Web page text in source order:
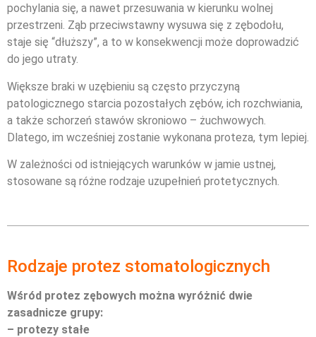
pochylania się, a nawet przesuwania w kierunku wolnej
przestrzeni. Ząb przeciwstawny wysuwa się z zębodołu,
staje się “dłuższy”, a to w konsekwencji może doprowadzić
do jego utraty.
Większe braki w uzębieniu są często przyczyną
patologicznego starcia pozostałych zębów, ich rozchwiania,
a także schorzeń stawów skroniowo – żuchwowych.
Dlatego, im wcześniej zostanie wykonana proteza, tym lepiej.
W zależności od istniejących warunków w jamie ustnej,
stosowane są różne rodzaje uzupełnień protetycznych.
Rodzaje protez stomatologicznych
Wśród protez zębowych można wyróżnić dwie
zasadnicze grupy:
– protezy stałe